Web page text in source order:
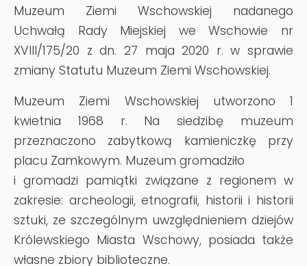
Muzeum Ziemi Wschowskiej nadanego
Uchwałą Rady Miejskiej we Wschowie nr
XVIII/175/20 z dn. 27 maja 2020 r. w sprawie
zmiany Statutu Muzeum Ziemi Wschowskiej.
Muzeum Ziemi Wschowskiej utworzono 1
kwietnia 1968 r. Na siedzibę muzeum
przeznaczono zabytkową kamieniczkę przy
placu Zamkowym. Muzeum gromadziło
i gromadzi pamiątki związane z regionem w
zakresie: archeologii, etnografii, historii i historii
sztuki, ze szczególnym uwzględnieniem dziejów
Królewskiego Miasta Wschowy, posiada także
własne zbiory biblioteczne.